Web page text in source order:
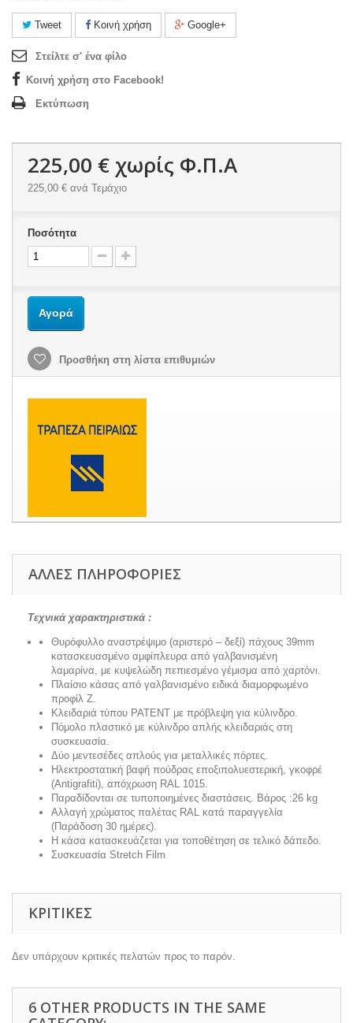
Tweet Κοινή χρήση Google+
Στείλτε σ' ένα φίλο
Κοινή χρήση στο Facebook!
Εκτύπωση
225,00 € χωρίς Φ.Π.Α
225,00 € ανά Τεμάχιο
Ποσότητα
Αγορά
Προσθήκη στη λίστα επιθυμιών
ΆΛΛΕΣ ΠΛΗΡΟΦΟΡΊΕΣ
Τεχνικά χαρακτηριστικά :
Θυρόφυλλο αναστρέψιμο (αριστερό – δεξί) πάχους 39mm
κατασκευασμένο αμφίπλευρα από γαλβανισμένη
λαμαρίνα, με κυψελώδη πεπιεσμένο γέμισμα από χαρτόνι.
Πλαίσιο κάσας από γαλβανισμένο ειδικά διαμορφωμένο
προφίλ Ζ.
Κλειδαριά τύπου PATENT με πρόβλεψη για κύλινδρο.
Πόμολο πλαστικό με κύλινδρο απλής κλειδαριάς στη
συσκευασία.
Δύο μεντεσέδες απλούς για μεταλλικές πόρτες.
Ηλεκτροστατική βαφή πούδρας εποξιπολυεστερική, γκοφρέ
(Antigrafiti), απόχρωση RAL 1015.
Παραδίδονται σε τυποποιημένες διαστάσεις. Βάρος :26 kg
Αλλαγή χρώματος παλέτας RAL κατά παραγγελία
(Παράδοση 30 ημέρες).
Η κάσα κατασκευάζεται για τοποθέτηση σε τελικό δάπεδο.
Συσκευασία Stretch Film
ΚΡΙΤΙΚΈΣ
Δεν υπάρχουν κριτικές πελατών προς το παρόν.
6 OTHER PRODUCTS IN THE SAME